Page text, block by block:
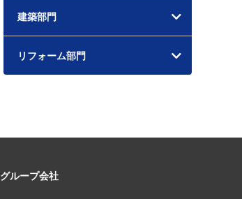
建築部門
リフォーム部門
グループ会社